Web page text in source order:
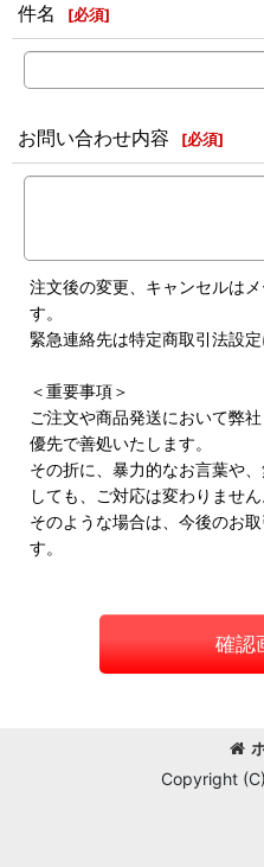
件名 [必須]
お問い合わせ内容 [必須]
注文後の変更、キャンセルは
す。
緊急連絡先は特定商取引法設定
＜重要事項＞
ご注文や商品発送において弊
優先で善処いたします。
その折に、暴力的なお言葉や
しても、ご対応は変わりません
そのような場合は、今後のお
す。
確認
Copyright